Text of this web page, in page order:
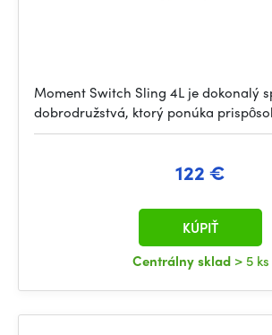
Moment Switch Sling 4L je dokonalý
dobrodružstvá, ktorý ponúka
122 €
Centrálny sklad > 5 ks
KÚPIŤ